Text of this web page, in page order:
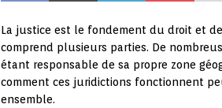
La justice est le fondement du droit et
comprend plusieurs parties. De
étant responsable de sa propre zone
comment ces juridictions fonctionnent
ensemble.